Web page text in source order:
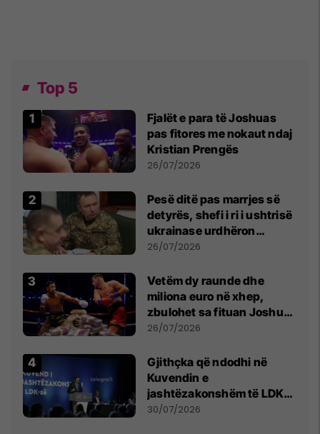
Top 5
Fjalët e para të Joshuas
pas fitores me nokaut ndaj
Kristian Prengës
26/07/2026
Pesë ditë pas marrjes së
detyrës, shefi i ri i ushtrisë
ukrainase urdhëron
kontroll të madh
26/07/2026
Vetëm dy raunde dhe
miliona euro në xhep,
zbulohet sa fituan Joshua
e Prenga
26/07/2026
Gjithçka që ndodhi në
Kuvendin e
jashtëzakonshëm të LDK-
së
30/07/2026